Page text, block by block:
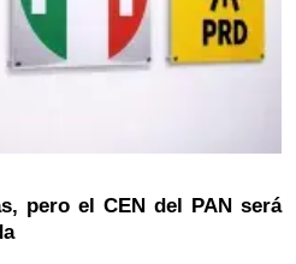
pero el CEN del PAN será